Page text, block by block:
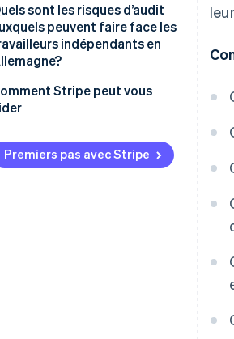
d’enseignement et
sont les risques d’audit
peuvent faire face les
indépendants en
du seuil de l’état
petite entreprise
Application du mauvais taux de
Stripe peut vous
Premiers pas avec Stripe